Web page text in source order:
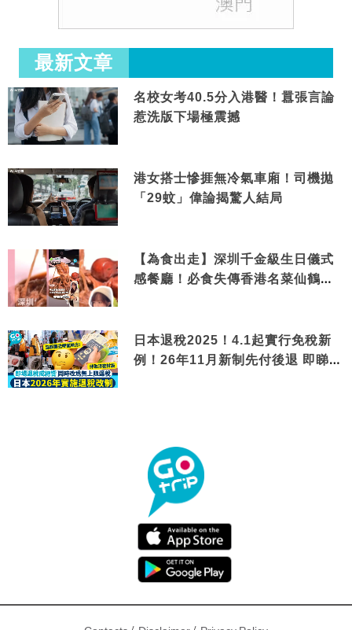
最新文章
名校女考40.5分入港醫！囂張言論
惹洗版下場極震撼
港女搭士慘捱無冷氣車廂！司機拋
「29蚊」偉論揭驚人結局
【為食出走】深圳千金級生日儀式
感餐廳！必食失傳香港名菜仙鶴神
日本退稅2025！4.1起實行免稅新
例！26年11月新制先付後退 即睇步